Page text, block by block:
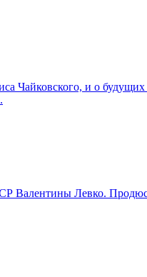
Чайковского, и о
Валентины Левко.